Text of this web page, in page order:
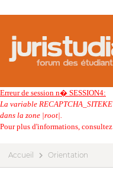
Erreur de session n� SESSION4:
La variable
dans la zone |root|.
Pour plus d'informations,
Accueil Orientation